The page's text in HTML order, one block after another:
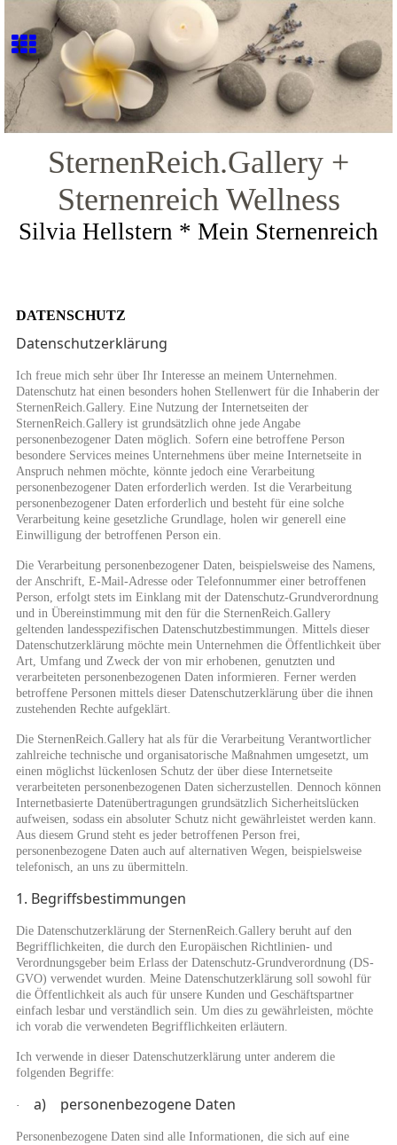
SternenReich.Gallery +
Sternenreich Wellness
Silvia Hellstern * Mein Sternenreich
DATENSCHUTZ
Datenschutzerklärung
Ich freue mich sehr über Ihr Interesse an meinem Unternehmen.
Datenschutz hat einen besonders hohen Stellenwert für die Inhaberin der
SternenReich.Gallery. Eine Nutzung der Internetseiten der
SternenReich.Gallery ist grundsätzlich ohne jede Angabe
personenbezogener Daten möglich. Sofern eine betroffene Person
besondere Services meines Unternehmens über meine Internetseite in
Anspruch nehmen möchte, könnte jedoch eine Verarbeitung
personenbezogener Daten erforderlich werden. Ist die Verarbeitung
personenbezogener Daten erforderlich und besteht für eine solche
Verarbeitung keine gesetzliche Grundlage, holen wir generell eine
Einwilligung der betroffenen Person ein.
Die Verarbeitung personenbezogener Daten, beispielsweise des Namens,
der Anschrift, E-Mail-Adresse oder Telefonnummer einer betroffenen
Person, erfolgt stets im Einklang mit der Datenschutz-Grundverordnung
und in Übereinstimmung mit den für die SternenReich.Gallery
geltenden landesspezifischen Datenschutzbestimmungen. Mittels dieser
Datenschutzerklärung möchte mein Unternehmen die Öffentlichkeit über
Art, Umfang und Zweck der von mir erhobenen, genutzten und
verarbeiteten personenbezogenen Daten informieren. Ferner werden
betroffene Personen mittels dieser Datenschutzerklärung über die ihnen
zustehenden Rechte aufgeklärt.
Die SternenReich.Gallery hat als für die Verarbeitung Verantwortlicher
zahlreiche technische und organisatorische Maßnahmen umgesetzt, um
einen möglichst lückenlosen Schutz der über diese Internetseite
verarbeiteten personenbezogenen Daten sicherzustellen. Dennoch können
Internetbasierte Datenübertragungen grundsätzlich Sicherheitslücken
aufweisen, sodass ein absoluter Schutz nicht gewährleistet werden kann.
Aus diesem Grund steht es jeder betroffenen Person frei,
personenbezogene Daten auch auf alternativen Wegen, beispielsweise
telefonisch, an uns zu übermitteln.
1. Begriffsbestimmungen
Die Datenschutzerklärung der SternenReich.Gallery beruht auf den
Begrifflichkeiten, die durch den Europäischen Richtlinien- und
Verordnungsgeber beim Erlass der Datenschutz-Grundverordnung (DS-
GVO) verwendet wurden. Meine Datenschutzerklärung soll sowohl für
die Öffentlichkeit als auch für unsere Kunden und Geschäftspartner
einfach lesbar und verständlich sein. Um dies zu gewährleisten, möchte
ich vorab die verwendeten Begrifflichkeiten erläutern.
Ich verwende in dieser Datenschutzerklärung unter anderem die
folgenden Begriffe:
· a) personenbezogene Daten
Personenbezogene Daten sind alle Informationen, die sich auf eine